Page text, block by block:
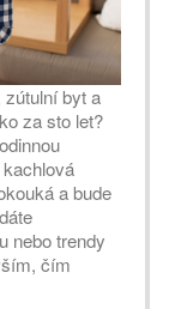
zútulní byt a
za sto let?
a bude
nebo trendy
čím